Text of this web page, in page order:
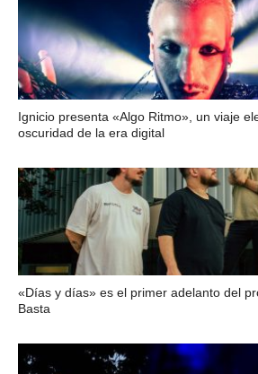
Ignicio presenta «Algo Ritmo», un viaje
oscuridad de la era digital
«Días y días» es el primer adelanto del
Basta